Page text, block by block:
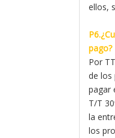
ellos,
pago?
Por
de los
pagar
T/T
la
los